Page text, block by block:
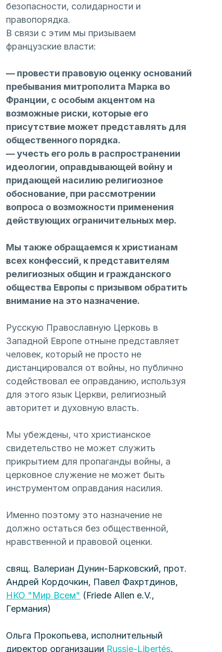
безопасности, солидарности и
правопорядка.
В связи с этим мы призываем
французские власти:
— провести правовую оценку оснований
пребывания митрополита Марка во
Франции, с особым акцентом на
возможные риски, которые его
присутствие может представлять для
общественного порядка.
— учесть его роль в распространении
идеологии, оправдывающей войну и
придающей насилию религиозное
обоснование, при рассмотрении
вопроса о возможности применения
действующих ограничительных мер.
Мы также обращаемся к христианам
всех конфессий, к представителям
религиозных общин и гражданского
общества Европы с призывом обратить
внимание на это назначение.
Русскую Православную Церковь в
Западной Европе отныне представляет
человек, который не просто не
дистанцировался от войны, но публично
содействовал ее оправданию, используя
для этого язык Церкви, религиозный
авторитет и духовную власть.
Мы убеждены, что христианское
свидетельство не может служить
прикрытием для пропаганды войны, а
церковное служение не может быть
инструментом оправдания насилия.
Именно поэтому это назначение не
должно остаться без общественной,
нравственной и правовой оценки.
свящ. Валериан Дунин-Барковский, прот.
Андрей Кордочкин, Павел Фахртдинов,
НКО "Мир Всем" (Friede Allen e.V.,
Германия)
Ольга Прокопьева, исполнительный
директор организации Russie-Libertés,